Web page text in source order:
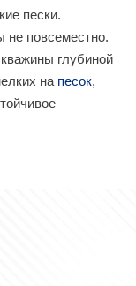
пески.
не повсеместно.
глубиной
на песок,